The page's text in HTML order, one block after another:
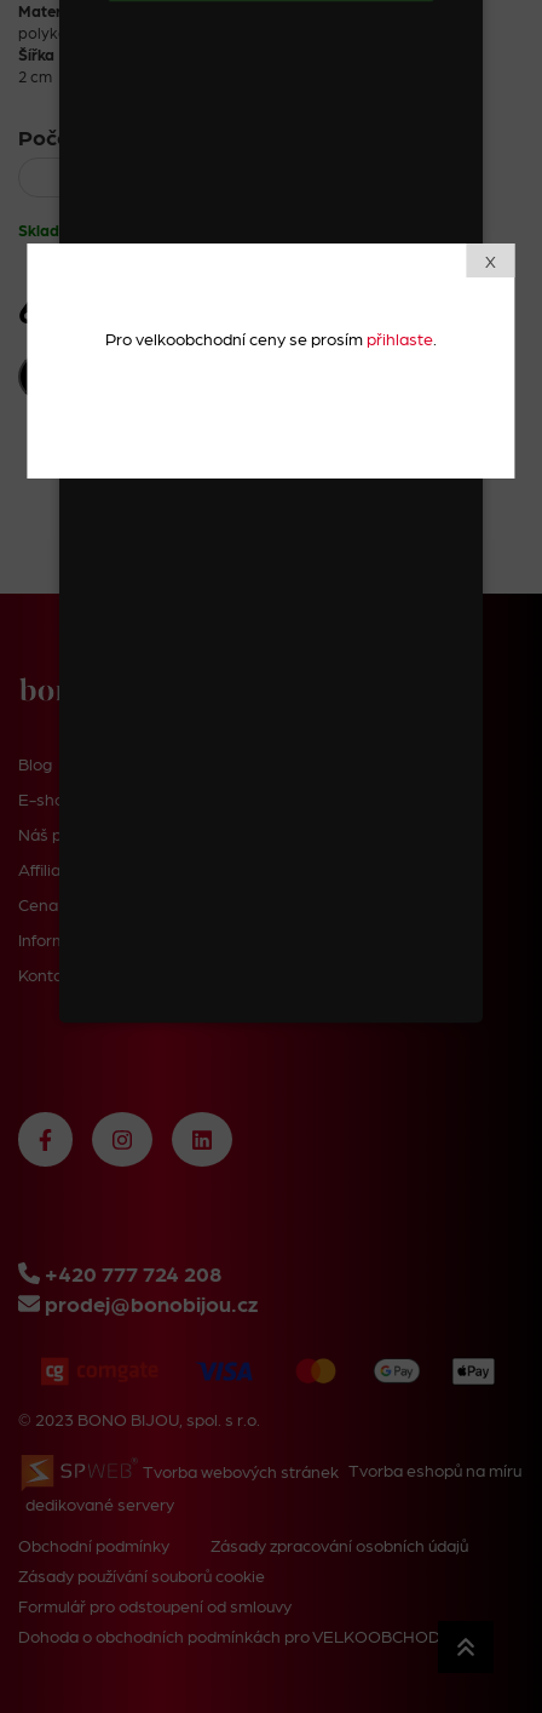
X
Pro velkoobchodní ceny se prosímpřihlaste
Materiál
polykarbonát
Šířka
2 cm
Počet kusů:
Skladem
61 Kč
Blog
E-shop
Náš příběh
Affiliate
Cena dopravy a poštovného
Informace pro zákazníky
Kontakty
+420 777 724 208
prodej@bonobijou.cz
© 2023 BONO BIJOU, spol. s r.o.
Tvorba webových stránek Tvorba eshopů na míru
dedikované servery
Obchodní podmínky
Zásady zpracování osobních údajů
Zásady používání souborů cookie
Formulář pro odstoupení od smlouvy
Dohoda o obchodních podmínkách pro VELKOOBCHOD